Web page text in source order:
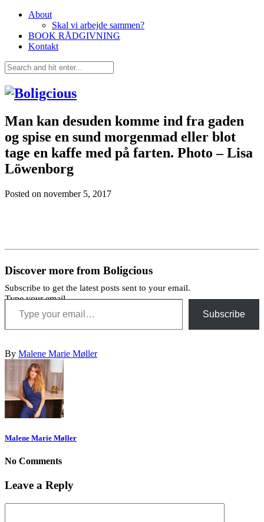
About
Skal vi arbejde sammen?
BOOK RÅDGIVNING
Kontakt
Man kan desuden komme ind fra gaden
og spise en sund morgenmad eller blot
tage en kaffe med på farten. Photo – Lisa
Löwenborg
Posted on november 5, 2017
Discover more from Boligcious
Subscribe to get the latest posts sent to your email.
Type your email…
Subscribe
By Malene Marie Møller
Malene Marie Møller
No Comments
Leave a Reply